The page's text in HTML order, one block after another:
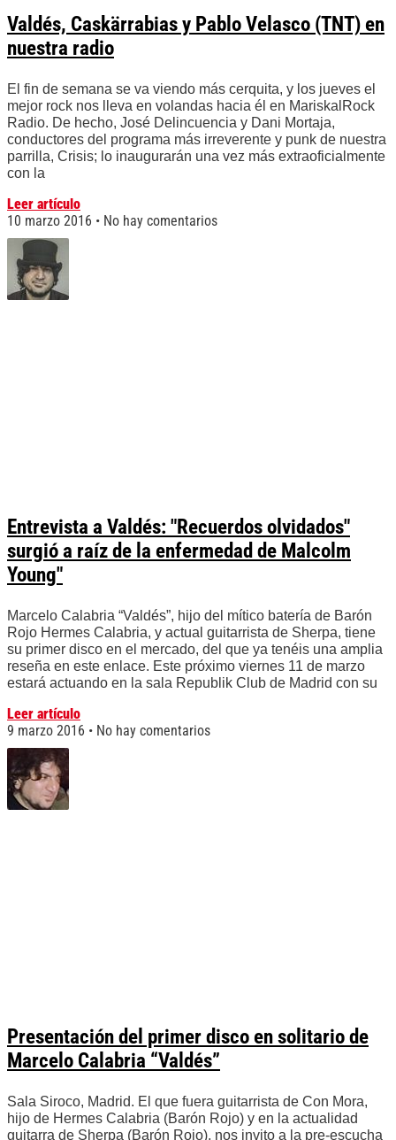
Valdés, Caskärrabias y Pablo Velasco (TNT) en
nuestra radio
El fin de semana se va viendo más cerquita, y los jueves el
mejor rock nos lleva en volandas hacia él en MariskalRock
Radio. De hecho, José Delincuencia y Dani Mortaja,
conductores del programa más irreverente y punk de nuestra
parrilla, Crisis; lo inaugurarán una vez más extraoficialmente
con la
Leer artículo
10 marzo 2016
No hay comentarios
Entrevista a Valdés: "Recuerdos olvidados"
surgió a raíz de la enfermedad de Malcolm
Young"
Marcelo Calabria “Valdés”, hijo del mítico batería de Barón
Rojo Hermes Calabria, y actual guitarrista de Sherpa, tiene
su primer disco en el mercado, del que ya tenéis una amplia
reseña en este enlace. Este próximo viernes 11 de marzo
estará actuando en la sala Republik Club de Madrid con su
Leer artículo
9 marzo 2016
No hay comentarios
Presentación del primer disco en solitario de
Marcelo Calabria “Valdés”
Sala Siroco, Madrid. El que fuera guitarrista de Con Mora,
hijo de Hermes Calabria (Barón Rojo) y en la actualidad
guitarra de Sherpa (Barón Rojo), nos invito a la pre-escucha